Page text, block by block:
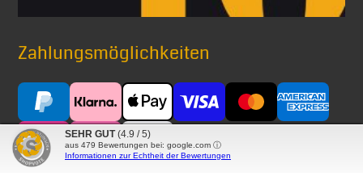
Zahlungsmöglichkeiten
Versand mit
SEHR GUT (4.9 / 5)
aus 479 Bewertungen bei: google.com ⓘ
Informationen zur Echtheit der Bewertungen